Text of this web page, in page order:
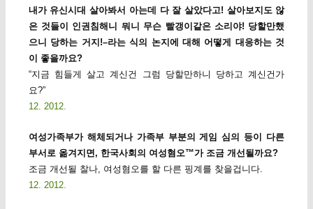
내가 유신시대 살아봐서 아는데 다 잘 살았다고! 살아보지도 않
은 것들이 인권침해니 뭐니 무슨 빨갱이같은 소리야! 당할만했
으니 당하는 거지!–라는 식의 논지에 대해 어떻게 대응하는 것
이 좋을까요?
“지금 힘들게 살고 계신건 그럼 당할만하니 당하고 계신건가
요?”
12. 2012.
여성가족부가 해체되거나 가족부 부분의 게임 심의 등이 다른
부서로 옮겨지면, 한국사회의 여성혐오™가 조금 개선될까요?
조금 개선될 찰나, 여성혐오를 할 다른 핑계를 찾을겁니다.
12. 2012.